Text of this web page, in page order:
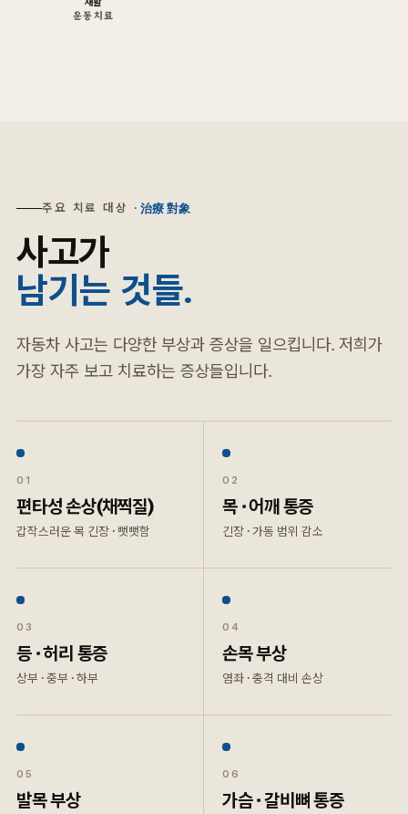
운동 치료
주요 치료 대상 · 治療 對象
사고가
남기는 것들.
자동차 사고는 다양한 부상과 증상을 일으킵니다. 저희가
가장 자주 보고 치료하는 증상들입니다.
01
편타성 손상(채찍질)
갑작스러운 목 긴장 · 뻣뻣함
02
목 · 어깨 통증
긴장 · 가동 범위 감소
03
등 · 허리 통증
상부 · 중부 · 하부
04
손목 부상
염좌 · 충격 대비 손상
05
발목 부상
06
가슴 · 갈비뼈 통증